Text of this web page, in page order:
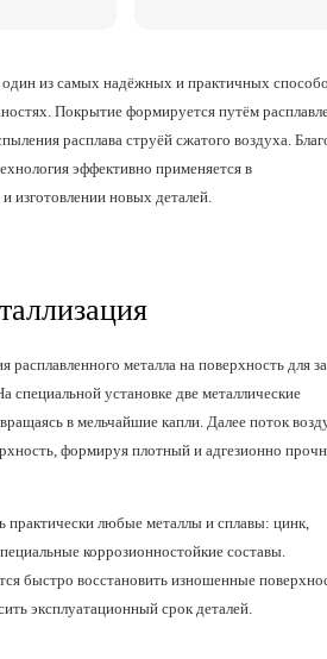
один из самых надёжных и практичных
Покрытие формируется путём
расплава струёй сжатого воздуха.
эффективно применяется в
изготовлении новых деталей.
расплавленного металла на поверхность для
установке две металлические
в мельчайшие капли. Далее поток
формируя плотный и адгезионно
любые металлы и сплавы: цинк,
коррозионностойкие составы.
быстро восстановить изношенные
эксплуатационный срок деталей.